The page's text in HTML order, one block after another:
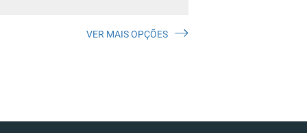
VER MAIS OPÇÕES